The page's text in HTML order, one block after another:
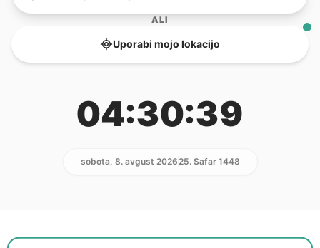
ALI
Uporabi mojo lokacijo
04:30:39
sobota, 8. avgust 202625. Safar 1448